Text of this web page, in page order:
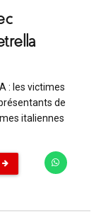
: les victimes
de
italiennes